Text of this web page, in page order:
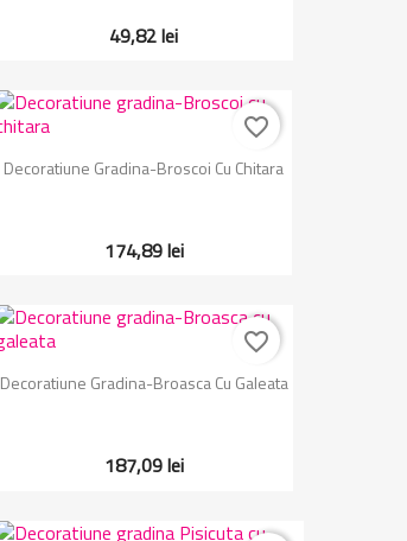
49,82 lei
Vizualizare rapida
Decoratiune Gradina-Broscoi Cu Chitara
174,89 lei
favorite_border
 Vizualizare rapida
Decoratiune Gradina-Broasca Cu Galeata
187,09 lei
favorite_border